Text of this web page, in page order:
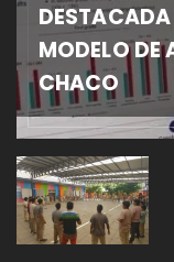
DESTACADA
MODELO DE
CHACO